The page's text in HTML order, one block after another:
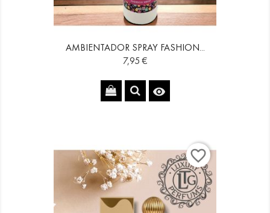
AMBIENTADOR SPRAY FASHION...
Precio
7,95 €

favorite_border